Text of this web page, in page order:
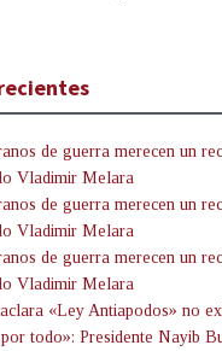
de guerra merecen un
Vladimir Melara
de guerra merecen un
Vladimir Melara
de guerra merecen un
Vladimir Melara
«Ley Antiapodos» no
todo»: Presidente Nayib